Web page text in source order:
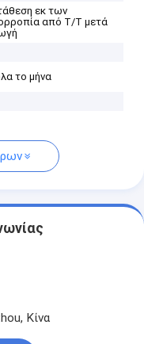
εκ των
από T/T μετά
το μήνα
Κίνα